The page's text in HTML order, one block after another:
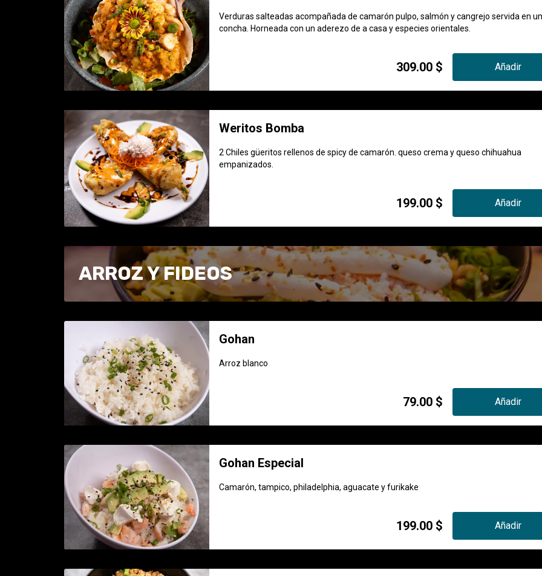
Verduras salteadas acompañada de camarón pulpo, salmón y cangrejo servida en
concha. Horneada con un aderezo de a casa y especies orientales.
309.00 $ Añadir
Weritos Bomba
2 Chiles güeritos rellenos de spicy de camarón. queso crema y queso chihuahua
empanizados.
199.00 $ Añadir
ARROZ Y FIDEOS
Gohan
Arroz blanco
79.00 $ Añadir
Gohan Especial
Camarón, tampico, philadelphia, aguacate y furikake
199.00 $ Añadir